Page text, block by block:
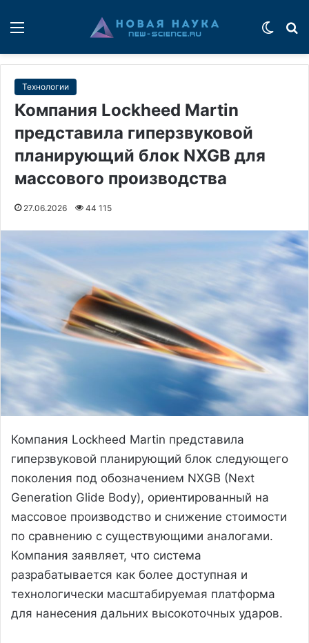
Технологии
Компания Lockheed Martin
представила гиперзвуковой
планирующий блок NXGB для
массового производства
27.06.2026 44 115
Компания Lockheed Martin представила
гиперзвуковой планирующий блок следующего
поколения под обозначением NXGB (Next
Generation Glide Body), ориентированный на
массовое производство и снижение стоимости
по сравнению с существующими аналогами.
Компания заявляет, что система
разрабатывается как более доступная и
технологически масштабируемая платформа
для нанесения дальних высокоточных ударов.